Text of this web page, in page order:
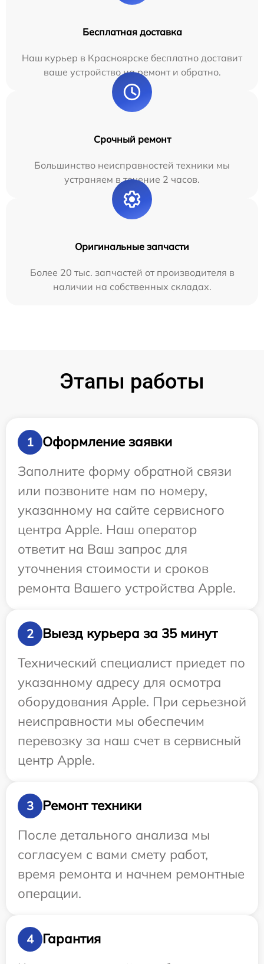
Бесплатная доставка
Наш курьер в Красноярске бесплатно доставит
ваше устройство на ремонт и обратно.
Срочный ремонт
Большинство неисправностей техники мы
устраняем в течение 2 часов.
Оригинальные запчасти
Более 20 тыс. запчастей от производителя в
наличии на собственных складах.
Этапы работы
1
Оформление заявки
Заполните форму обратной связи
или позвоните нам по номеру,
указанному на сайте сервисного
центра Apple. Наш оператор
ответит на Ваш запрос для
уточнения стоимости и сроков
ремонта Вашего устройства Apple.
2
Выезд курьера за 35 минут
Технический специалист приедет по
указанному адресу для осмотра
оборудования Apple. При серьезной
неисправности мы обеспечим
перевозку за наш счет в сервисный
центр Apple.
3
Ремонт техники
После детального анализа мы
согласуем с вами смету работ,
время ремонта и начнем ремонтные
операции.
4
Гарантия